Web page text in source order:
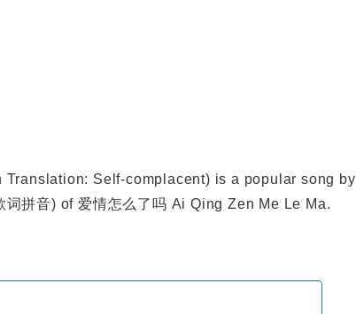
Translation: Self-complacent) is a popular song by
拼音) of 爱情怎么了吗 Ai Qing Zen Me Le Ma.